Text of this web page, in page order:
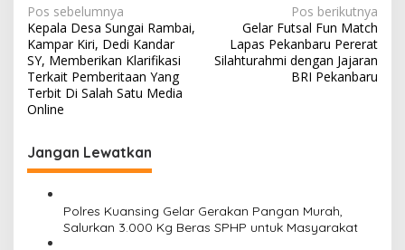
N
a
v
i
g
a
s
Pos sebelumnya
Kepala Desa Sungai Rambai,
Kampar Kiri, Dedi Kandar
SY, Memberikan Klarifikasi
Terkait Pemberitaan Yang
Terbit Di Salah Satu Media
Online
Pos berikutnya
Gelar Futsal Fun Match
Lapas Pekanbaru Pererat
Silahturahmi dengan Jajaran
BRI Pekanbaru
Jangan Lewatkan
Polres Kuansing Gelar Gerakan Pangan Murah,
Salurkan 3.000 Kg Beras SPHP untuk Masyarakat